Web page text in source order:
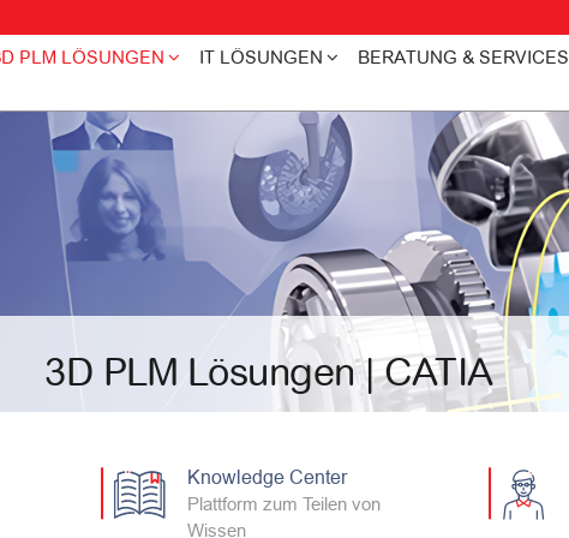
PLM LÖSUNGEN IT LÖSUNGEN BERATUNG & SERVICES
3D PLM Lösungen | CATIA
Knowledge Center
Plattform zum Teilen von
Wissen